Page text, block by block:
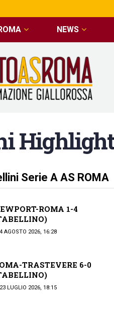
NEWS
Serie A AS ROMA
ROMA 1-4
4 AGOSTO 2026, 16:28
TRASTEVERE 6-0
23 LUGLIO 2026, 18:15